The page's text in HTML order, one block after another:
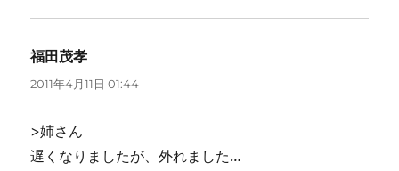
福田茂孝
り:
2011年4月11日 01:44
>姉さん
遅くなりましたが、外れました…